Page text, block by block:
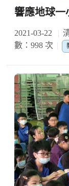
響應地球一
2021-03-22
數：998 次